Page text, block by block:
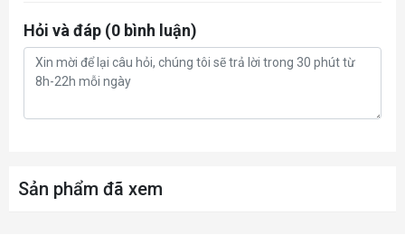
Hỏi và đáp (0 bình luận)
Sản phẩm đã xem